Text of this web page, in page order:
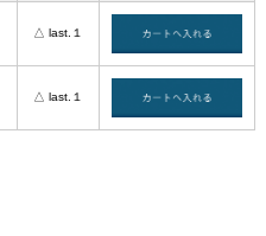
△ last.１
△ last.１